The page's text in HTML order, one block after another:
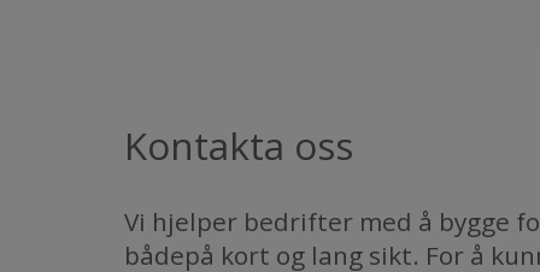
Kontakta oss
Vi hjelper bedrifter med å bygge
bådepå kort og lang sikt. For å